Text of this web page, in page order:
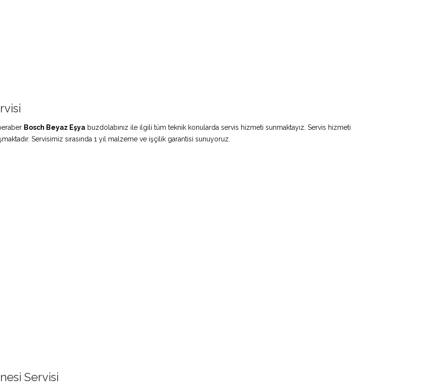
Bosch Beyaz Eşya buzdolabınız ile ilgili tüm teknik konularda servis hizmeti sunmaktayız. Servis hizmeti
Servisimiz sırasında 1 yıl malzeme ve işçilik garantisi sunuyoruz.
Servisi